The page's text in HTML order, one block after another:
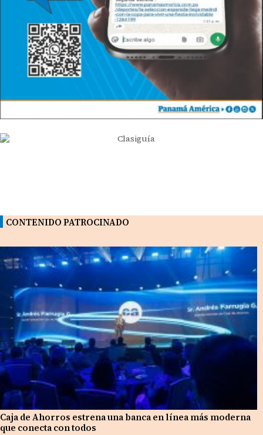
CONTENIDO PATROCINADO
Caja de Ahorros estrena una banca en línea más moderna
que conecta con todos